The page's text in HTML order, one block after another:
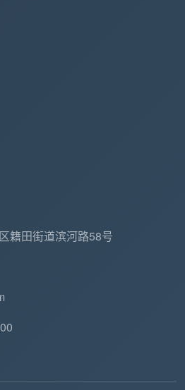
籍田街道滨河路58号